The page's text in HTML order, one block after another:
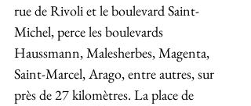
rue de Rivoli et le boulevard Saint-
Michel, perce les boulevards
Haussmann, Malesherbes, Magenta,
Saint-Marcel, Arago, entre autres, sur
près de 27 kilomètres. La place de